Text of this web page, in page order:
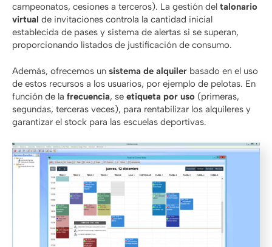
campeonatos, cesiones a terceros). La gestión del talonario
virtual de invitaciones controla la cantidad inicial
establecida de pases y sistema de alertas si se superan,
proporcionando listados de justificación de consumo.
Además, ofrecemos un sistema de alquiler basado en el uso
de estos recursos a los usuarios, por ejemplo de pelotas. En
función de la frecuencia, se etiqueta por uso (primeras,
segundas, terceras veces), para rentabilizar los alquileres y
garantizar el stock para las escuelas deportivas.